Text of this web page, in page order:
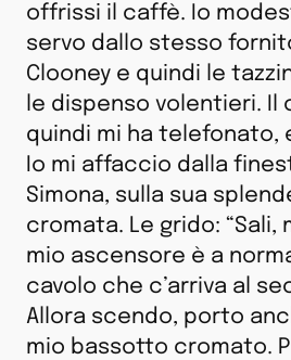
offrissi il caffè. Io
servo dallo stesso
Clooney e quindi le
le dispenso volentieri.
quindi mi ha telefonato,
Io mi affaccio dalla
Simona, sulla sua
cromata. Le grido: “Sali,
mio ascensore è a
cavolo che c’arriva al
Allora scendo, porto
mio bassotto cromato.